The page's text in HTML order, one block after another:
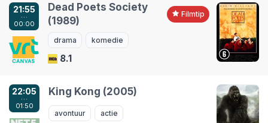
21:55
…
00:00
Dead Poets Society
(1989)
Filmtip
drama komedie
8.1
22:05
…
01:50
King Kong (2005)
avontuur actie